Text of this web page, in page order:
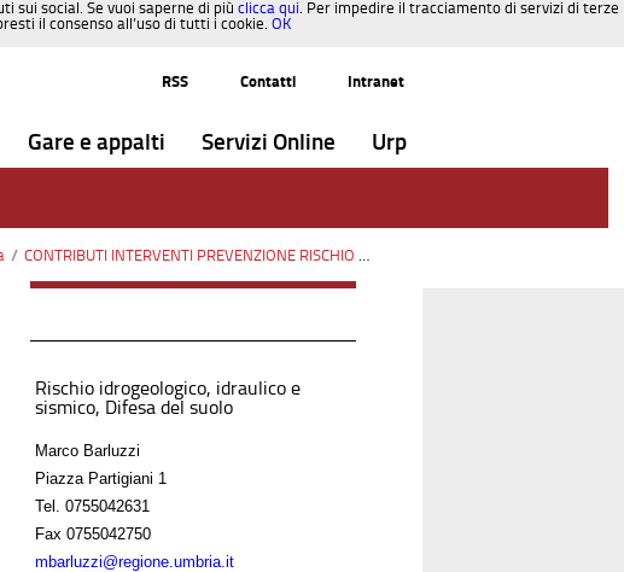
sui social. Se vuoi saperne di più clicca qui. Per impedire il tracciamento di servizi di terze
il consenso all’uso di tutti i cookie. OK
RSS
Contatti Intranet
Gare e appalti Servizi Online Urp
/ CONTRIBUTI INTERVENTI PREVENZIONE RISCHIO SISMICO OCDPC n.293/2015
Rischio idrogeologico, idraulico e
sismico, Difesa del suolo
Marco Barluzzi
Piazza Partigiani 1
Tel.
0755042631
Fax 0755042750
mbarluzzi@regione.umbria.it